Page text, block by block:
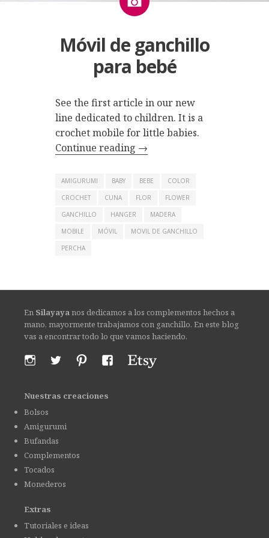
Móvil de ganchillo
para bebé
See the first article in our new
line dedicated to children. It is a
crochet mobile for little babies.
Continue reading →
AMIGURUMI BABY BEBE
COLOR
CROCHET
CUNA FLOR
FLOWER
GANCHILLO
HANGER
MADERA
MOBILE
MÓVIL
MOVIL DE GANCHILLO
PERCHA
En Silayayanos dedicamos a los complementos hechos a
mano, mayormente trabajamos con ganchillo. En este blog
vas a encontrar todo lo que vamos haciendo.
Nuestras creaciones
Bolsos
Amigurumi
Bufandas
Complementos
Tocados
Monederos
Extras
Tutoriales e ideas